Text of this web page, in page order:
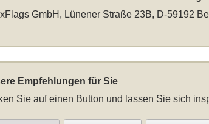
GmbH, Lünener Straße 23B, D-59192
Empfehlungen für Sie
Sie auf einen Button und lassen Sie sich